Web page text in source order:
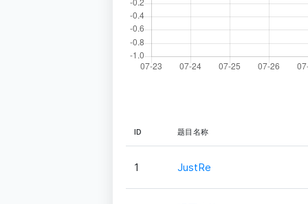
ID 题目名称
1 JustRe